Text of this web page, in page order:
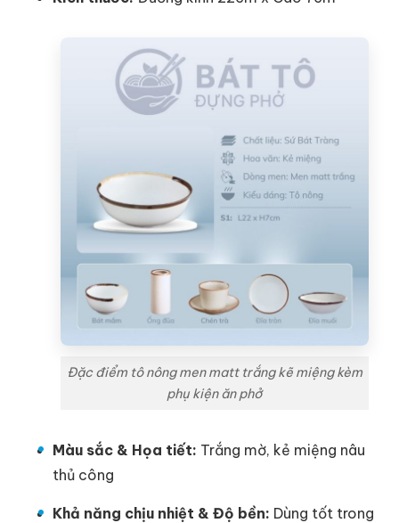
Đặc điểm tô nông men matt trắng kẽ miệng kèm
phụ kiện ăn phở
Màu sắc & Họa tiết: Trắng mờ, kẻ miệng nâu
thủ công
Khả năng chịu nhiệt & Độ bền: Dùng tốt trong